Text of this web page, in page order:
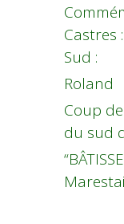
Castres
Sud :
Roland
Coup
du sud